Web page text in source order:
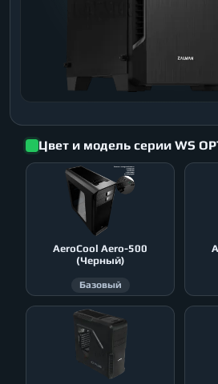
Цвет и модель серии WS
AeroСool Aero-500
(Черный)
Базовый